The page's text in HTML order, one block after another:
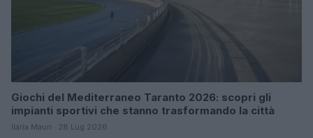
Giochi del Mediterraneo Taranto 2026: scopri gli
impianti sportivi che stanno trasformando la città
Ilaria Mauri · 28 Lug 2026